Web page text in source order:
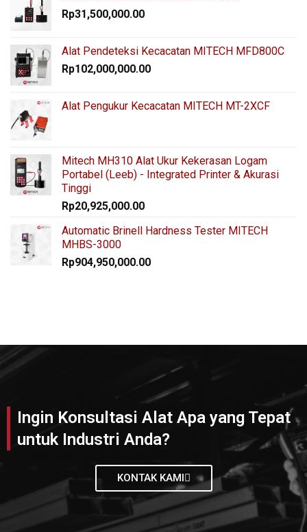
Rp31,500,000.00
Alat Pendeteksi Kecacatan MITECH MFD800C
Rp102,000,000.00
Alat Pengukur Kecacatan MITECH MT-2XCF
Mitech MH310 Alat Ukur Kekerasan Logam
Portabel (Leeb) - Integrated Printer & Akurasi
Tinggi
Rp20,925,000.00
Automatic Brinell Hardness Tester MITECH
MHBS-3000
Rp904,950,000.00
Ingin Konsultasi Alat Apa yang Tepat
untuk Industri Anda?
KONTAK KAMI